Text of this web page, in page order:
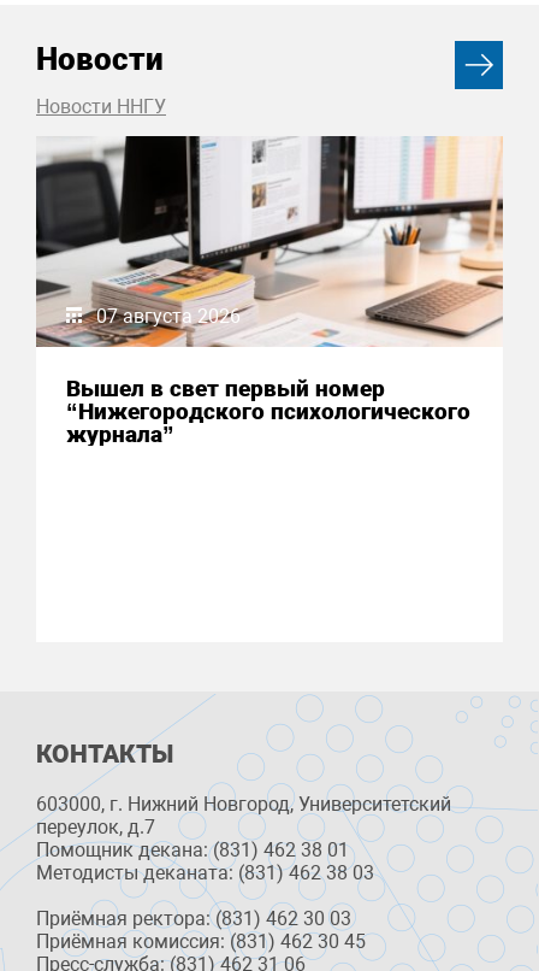
Новости
Новости ННГУ
07 августа 2026
Вышел в свет первый номер
“Нижегородского психологического
журнала”
КОНТАКТЫ
603000, г. Нижний Новгород, Университетский
переулок, д.7
Помощник декана: (831) 462 38 01
Методисты деканата: (831) 462 38 03
Приёмная ректора: (831) 462 30 03
Приёмная комиссия: (831) 462 30 45
Пресс-служба: (831) 462 31 06